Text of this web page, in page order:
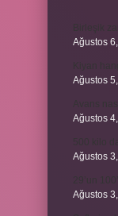
Ağustos
Ağustos
Ağustos
Ağustos
Ağustos